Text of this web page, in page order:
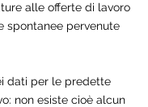
alle offerte di lavoro
spontanee pervenute
dati per le predette
non esiste cioè alcun